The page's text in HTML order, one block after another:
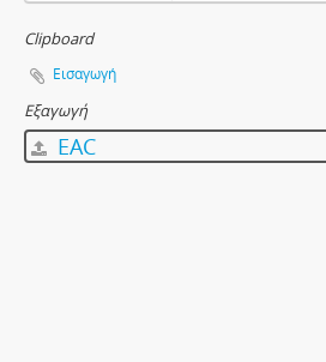
Clipboard
Εισαγωγή
Εξαγωγή
EAC